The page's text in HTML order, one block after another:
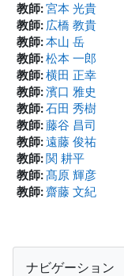
教師:宮本 光貴
教師: 広橋 教貴
教師:本山 岳
教師:松本 一郎
教師:横田 正幸
教師:濱口 雅史
教師:石田 秀樹
教師:藤谷 昌司
教師:遠藤 俊祐
教師: 関 耕平
教師:髙原 輝彦
教師:齋藤 文紀
ブロック
ナビゲーション